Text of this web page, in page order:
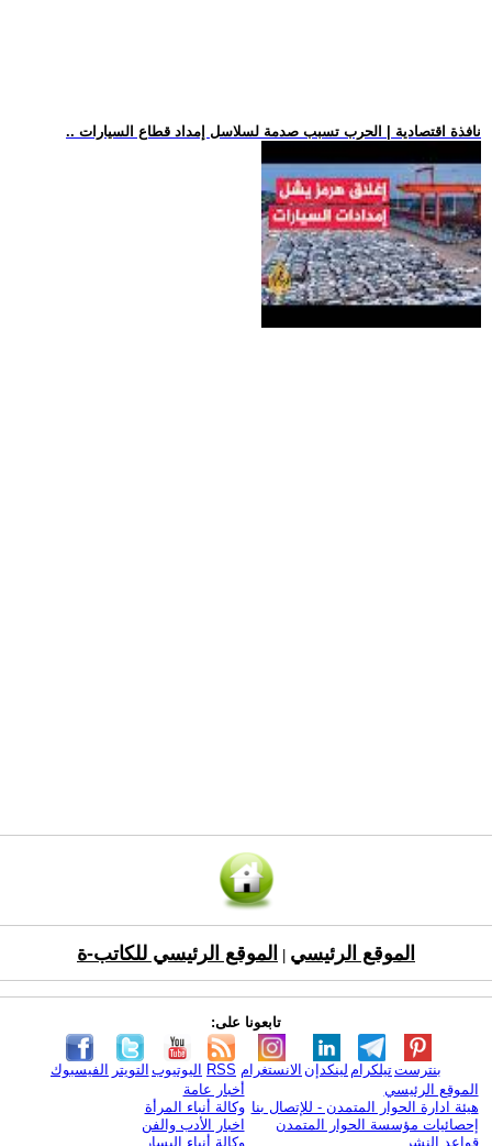
.. نافذة اقتصادية | الحرب تسبب صدمة لسلاسل إمداد قطاع السيارات
الموقع الرئيسي الموقع الرئيسي للكاتب-ة
تابعونا على:
الفيسبوك التويتر اليوتيوب RSS الانستغرام لينكدإن تيلكرامبنترست
الموقع الرئيسي
هيئة ادارة الحوار المتمدن - للإتصال بنا
إحصائيات مؤسسة الحوار المتمدن
قواعد النشر
أخبار عامة
وكالة أنباء المرأة
اخبار الأدب والفن
وكالة أنباء اليسار